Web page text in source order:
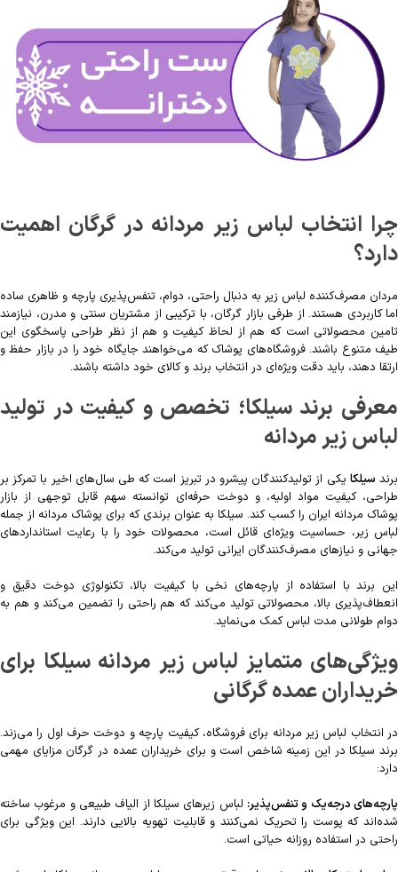
چرا انتخاب لباس زیر مردانه در گرگان اهمیت
دارد؟
مردان مصرف‌کننده لباس زیر به دنبال راحتی، دوام، تنفس‌پذیری پارچه و ظاهری ساده
اما کاربردی هستند. از طرفی بازار گرگان، با ترکیبی از مشتریان سنتی و مدرن، نیازمند
تامین محصولاتی است که هم از لحاظ کیفیت و هم از نظر طراحی پاسخگوی این
طیف متنوع باشند. فروشگاه‌های پوشاک که می‌خواهند جایگاه خود را در بازار حفظ و
ارتقا دهند، باید دقت ویژه‌ای در انتخاب برند و کالای خود داشته باشند.
معرفی برند سیلکا؛ تخصص و کیفیت در تولید
لباس زیر مردانه
برند سیلکا یکی از تولیدکنندگان پیشرو در تبریز است که طی سال‌های اخیر با تمرکز بر
طراحی، کیفیت مواد اولیه، و دوخت حرفه‌ای توانسته سهم قابل توجهی از بازار
پوشاک مردانه ایران را کسب کند. سیلکا به عنوان برندی که برای پوشاک مردانه از جمله
لباس زیر، حساسیت ویژه‌ای قائل است، محصولات خود را با رعایت استانداردهای
جهانی و نیازهای مصرف‌کنندگان ایرانی تولید می‌کند.
این برند با استفاده از پارچه‌های نخی با کیفیت بالا، تکنولوژی دوخت دقیق و
انعطاف‌پذیری بالا، محصولاتی تولید می‌کند که هم راحتی را تضمین می‌کند و هم به
دوام طولانی مدت لباس کمک می‌نماید.
ویژگی‌های متمایز لباس زیر مردانه سیلکا برای
خریداران عمده گرگانی
در انتخاب لباس زیر مردانه برای فروشگاه، کیفیت پارچه و دوخت حرف اول را می‌زند.
برند سیلکا در این زمینه شاخص است و برای خریداران عمده در گرگان مزایای مهمی
دارد:
پارچه‌های درجه‌یک و تنفس‌پذیر: لباس زیرهای سیلکا از الیاف طبیعی و مرغوب ساخته
شده‌اند که پوست را تحریک نمی‌کنند و قابلیت تهویه بالایی دارند. این ویژگی برای
راحتی در استفاده روزانه حیاتی است.